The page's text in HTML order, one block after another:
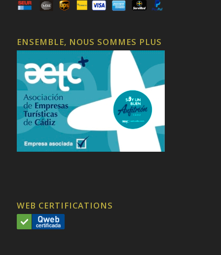
ENSEMBLE, NOUS SOMMES PLUS
WEB CERTIFICATIONS